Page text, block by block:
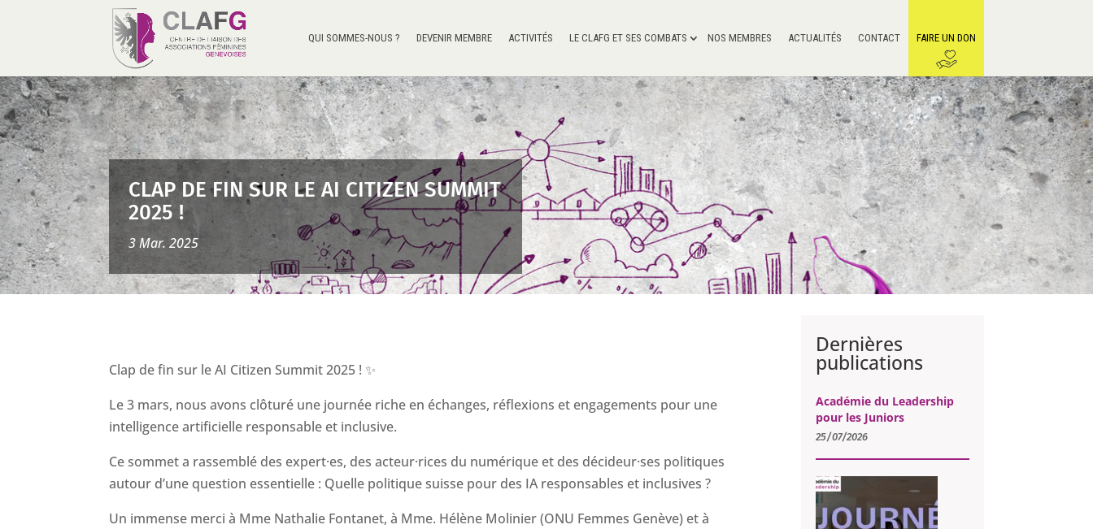
QUI SOMMES-NOUS ? DEVENIR MEMBRE ACTIVITÉS LE CLAFG ET SES COMBATS NOS MEMBRES ACTUALITÉS CONTACT FAIRE UN DON
CLAP DE FIN SUR LE AI CITIZEN SUMMIT
2025 !
3 Mar. 2025
Clap de fin sur le AI Citizen Summit 2025 ! ✨
Le 3 mars, nous avons clôturé une journée riche en échanges, réflexions et engagements pour une
intelligence artificielle responsable et inclusive.
Ce sommet a rassemblé des expert·es, des acteur·rices du numérique et des décideur·ses politiques
autour d’une question essentielle : Quelle politique suisse pour des IA responsables et inclusives ?
Un immense merci à Mme Nathalie Fontanet, à Mme. Hélène Molinier (ONU Femmes Genève) et à
Dernières
publications
Académie du Leadership
pour les Juniors
25/07/2026